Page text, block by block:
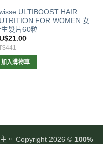
ULTIBOOST HAIR
FOR WOMEN 女
髮片60粒
21.00
加入購物車
。 Copyright 2026 © 100%